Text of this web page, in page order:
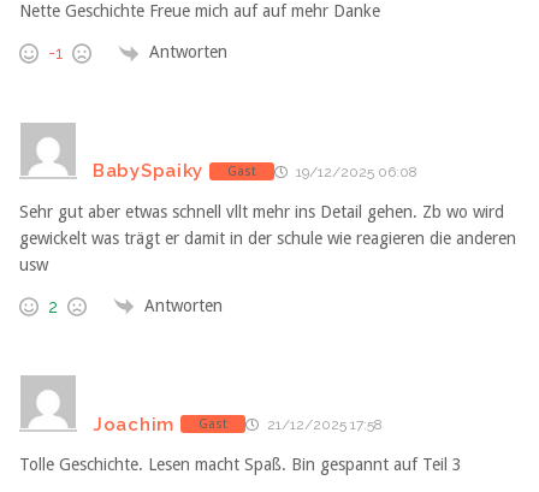
Nette Geschichte Freue mich auf auf mehr Danke
-1 Antworten
BabySpaiky Gast 19/12/2025 06:08
Sehr gut aber etwas schnell vllt mehr ins Detail gehen. Zb wo wird
gewickelt was trägt er damit in der schule wie reagieren die anderen
usw
2 Antworten
Joachim Gast 21/12/2025 17:58
Tolle Geschichte. Lesen macht Spaß. Bin gespannt auf Teil 3